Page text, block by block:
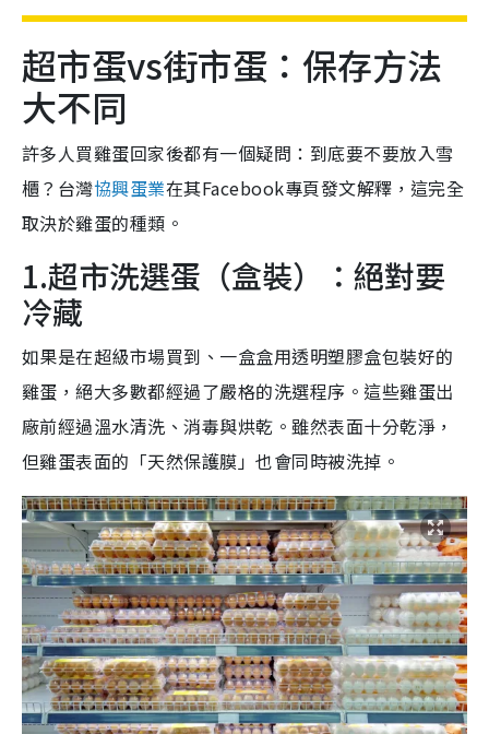
超市蛋vs街市蛋：保存方法
大不同
許多人買雞蛋回家後都有一個疑問：到底要不要放入雪
櫃？台灣協興蛋業在其Facebook專頁發文解釋，這完全
取決於雞蛋的種類。
1.超市洗選蛋（盒裝）：絕對要
冷藏
如果是在超級市場買到、一盒盒用透明塑膠盒包裝好的
雞蛋，絕大多數都經過了嚴格的洗選程序。這些雞蛋出
廠前經過溫水清洗、消毒與烘乾。雖然表面十分乾淨，
但雞蛋表面的「天然保護膜」也會同時被洗掉。